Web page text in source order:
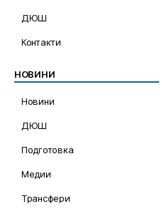
ДЮШ
Контакти
НОВИНИ
Новини
ДЮШ
Подготовка
Медии
Трансфери